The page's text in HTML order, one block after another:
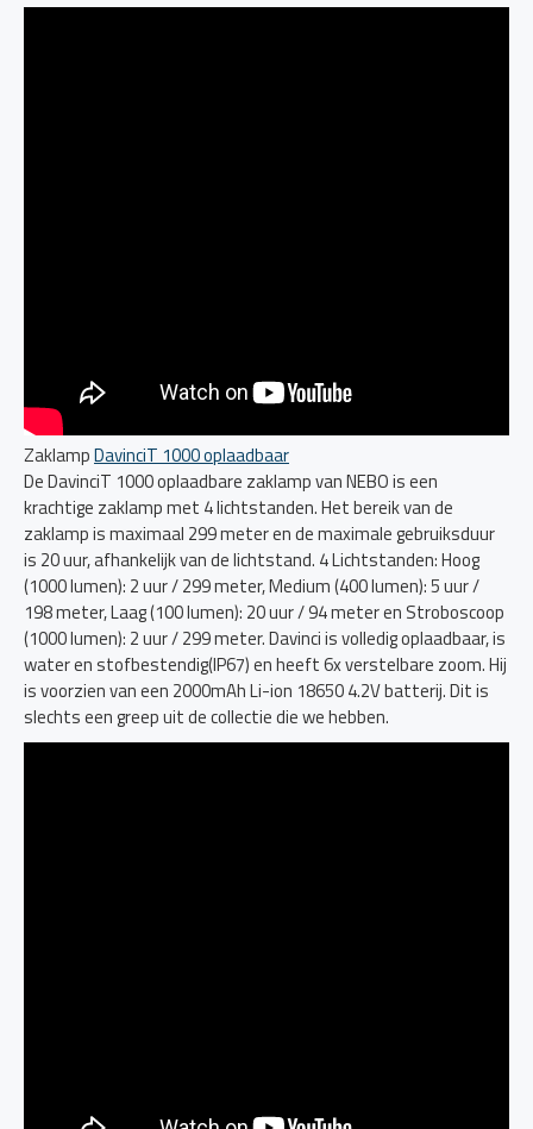
ZaklampDavinciT 1000 oplaadbaar
De DavinciT 1000 oplaadbare zaklamp van NEBO is een
krachtige zaklamp met 4 lichtstanden. Het bereik van de
zaklamp is maximaal 299 meter en de maximale gebruiksduur
is 20 uur, afhankelijk van de lichtstand. 4 Lichtstanden: Hoog
(1000 lumen): 2 uur / 299 meter, Medium (400 lumen): 5 uur /
198 meter, Laag (100 lumen): 20 uur / 94 meter en Stroboscoop
(1000 lumen): 2 uur / 299 meter. Davinci is volledig oplaadbaar, is
water en stofbestendig(IP67) en heeft 6x verstelbare zoom. Hij
is voorzien van een 2000mAh Li-ion 18650 4.2V batterij. Dit is
slechts een greep uit de collectie die we hebben.